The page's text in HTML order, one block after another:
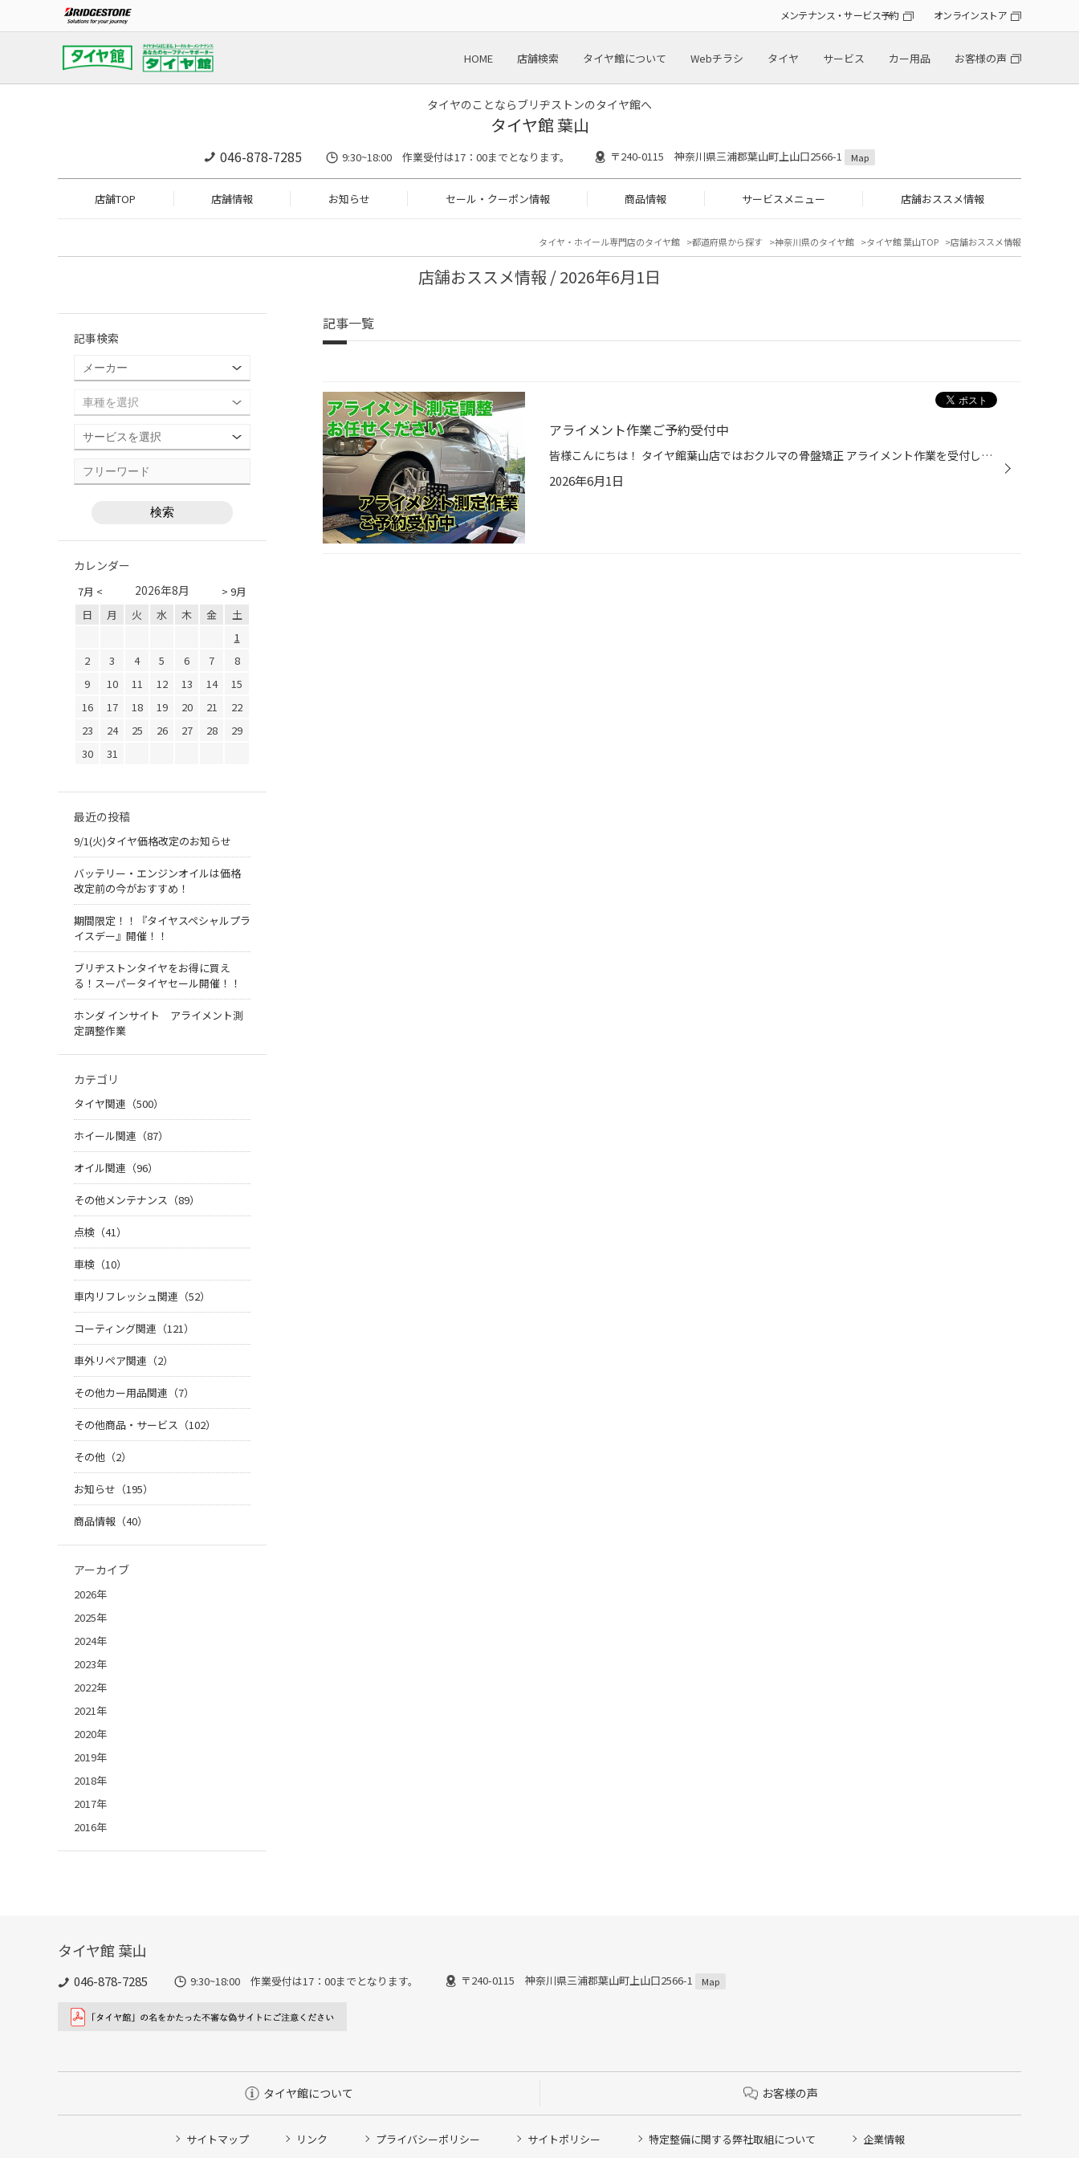
メンテナンス・サービス予約 オンラインストア
HOME 店舗検索 タイヤ館について Webチラシ タイヤ サービス カー用品 お客様の声
タイヤのことならブリヂストンのタイヤ館へ
タイヤ館 葉山
046-878-7285 9:30~18:00 作業受付は17：00までとなります。 〒240-0115 神奈川県三浦郡葉山町上山口2566-1 Map
店舗TOP 店舗情報 お知らせ セール・クーポン情報 商品情報 サービスメニュー 店舗おススメ情報
タイヤ・ホイール専門店のタイヤ館 都道府県から探す 神奈川県のタイヤ館 タイヤ館 葉山TOP 店舗おススメ情報
店舗おススメ情報 / 2026年6月1日
記事一覧
アライメント作業ご予約受付中
皆様こんにちは！ タイヤ館葉山店ではおクルマの骨盤矯正 アライメント作業を受付しております アライメント調整を行うことでタイヤをより長く良い状態でご使用いただけます タイヤ館葉山店までお気軽にご相談ください
2026年6月1日
記事検索
カレンダー
7月 < > 9月
2026年8月
日 月 火 水 木 金
土
1
2
3 4 5 6 7
8
9
10 11 12 13 14
15
16
17 18 19 20 21
22
23
24 25 26 27 28
29
30
31
最近の投稿
9/1(火)タイヤ価格改定のお知らせ
バッテリー・エンジンオイルは価格
改定前の今がおすすめ！
期間限定！！『タイヤスペシャルプラ
イスデー』開催！！
ブリヂストンタイヤをお得に買え
る！スーパータイヤセール開催！！
ホンダ インサイト アライメント測
定調整作業
カテゴリ
タイヤ関連（500）
ホイール関連（87）
オイル関連（96）
その他メンテナンス（89）
点検（41）
車検（10）
車内リフレッシュ関連（52）
コーティング関連（121）
車外リペア関連（2）
その他カー用品関連（7）
その他商品・サービス（102）
その他（2）
お知らせ（195）
商品情報（40）
アーカイブ
2026年
2025年
2024年
2023年
2022年
2021年
2020年
2019年
2018年
2017年
2016年
タイヤ館 葉山
046-878-7285 9:30~18:00 作業受付は17：00までとなります。 〒240-0115 神奈川県三浦郡葉山町上山口2566-1 Map
タイヤ館について お客様の声
サイトマップ リンク プライバシーポリシー サイトポリシー 特定整備に関する弊社取組について 企業情報
タイヤ点検・安全点検/タイヤ履き替え/オイル交換/その他ピット作業の予約